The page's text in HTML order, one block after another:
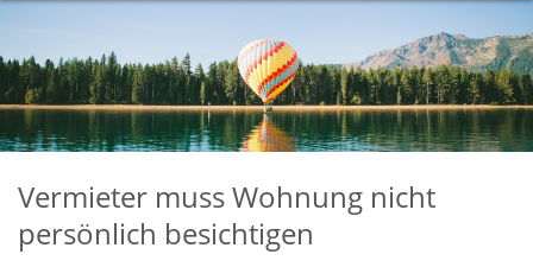
Vermieter muss Wohnung nicht
persönlich besichtigen